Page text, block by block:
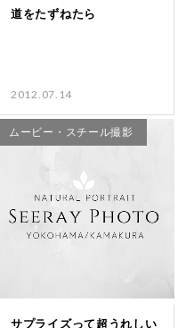
2012.07.14
ムービー・スチール撮影